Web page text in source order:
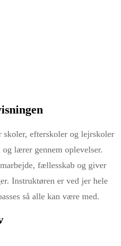
efterskoler og lejrskoler
lærer gennem oplevelser.
fællesskab og giver
Instruktøren er ved jer hele
så alle kan være med.